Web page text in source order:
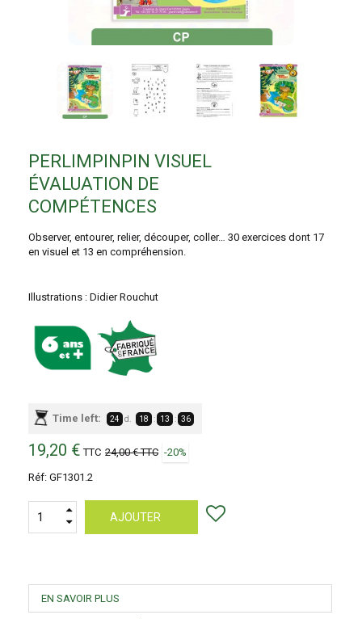
PERLIMPINPIN VISUEL
ÉVALUATION DE
COMPÉTENCES
Observer, entourer, relier, découper, coller… 30 exercices dont 17
en visuel et 13 en compréhension.
Illustrations : Didier Rouchut
Time left: 24 d. 18 : 13 : 36
19,20 € TTC 24,00 €TTC -20%
Réf: GF1301.2
AJOUTER
EN SAVOIR PLUS